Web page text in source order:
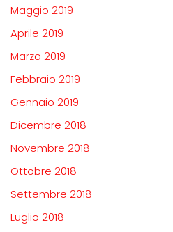
Maggio 2019
Aprile 2019
Marzo 2019
Febbraio 2019
Gennaio 2019
Dicembre 2018
Novembre 2018
Ottobre 2018
Settembre 2018
Luglio 2018